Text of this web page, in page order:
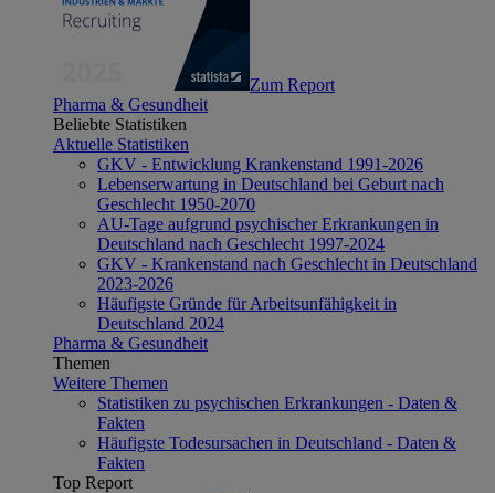
Zum Report
Pharma & Gesundheit
Beliebte Statistiken
Aktuelle Statistiken
GKV - Entwicklung Krankenstand 1991-2026
Lebenserwartung in Deutschland bei Geburt nach
Geschlecht 1950-2070
AU-Tage aufgrund psychischer Erkrankungen in
Deutschland nach Geschlecht 1997-2024
GKV - Krankenstand nach Geschlecht in Deutschland
2023-2026
Häufigste Gründe für Arbeitsunfähigkeit in
Deutschland 2024
Pharma & Gesundheit
Themen
Weitere Themen
Statistiken zu psychischen Erkrankungen - Daten &
Fakten
Häufigste Todesursachen in Deutschland - Daten &
Fakten
Top Report